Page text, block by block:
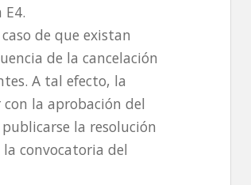
de que existan
de la cancelación
A tal efecto, la
la aprobación del
la resolución
convocatoria del